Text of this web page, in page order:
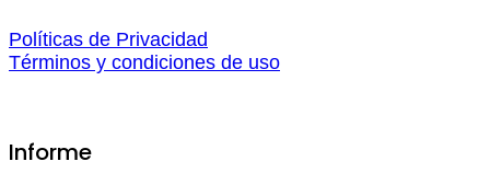
Políticas de Privacidad
Términos y condiciones de uso
Informe